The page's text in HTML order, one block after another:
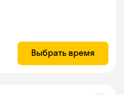
Выбрать время